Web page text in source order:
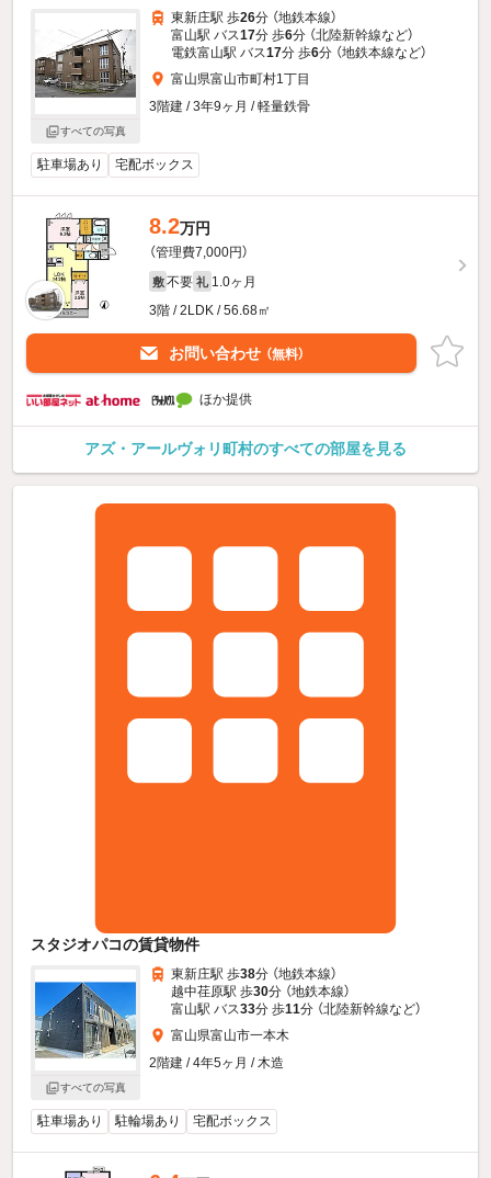
すべての写真
東新庄駅 歩26分 （地鉄本線）
富山駅 バス17分 歩6分 （北陸新幹線など）
電鉄富山駅 バス17分 歩6分 （地鉄本線など）
富山県富山市町村1丁目
3階建 / 3年9ヶ月 / 軽量鉄骨
駐車場あり 宅配ボックス
8.2万円
（管理費7,000円）
敷 不要 礼 1.0ヶ月
3階 / 2LDK / 56.68㎡
お問い合わせ （無料）
ほか提供
アズ・アールヴォリ町村のすべての部屋を見る
スタジオパコの賃貸物件
すべての写真
東新庄駅 歩38分 （地鉄本線）
越中荏原駅 歩30分 （地鉄本線）
富山駅 バス33分 歩11分 （北陸新幹線など）
富山県富山市一本木
2階建 / 4年5ヶ月 / 木造
駐車場あり 駐輪場あり 宅配ボックス